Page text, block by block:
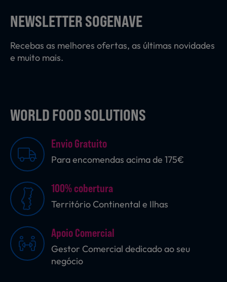
Mercearia
Nutrição Clínica
Sobremesas
NEWSLETTER SOGENAVE
Recebas as melhores ofertas, as últimas novidades
e muito mais.
WORLD FOOD SOLUTIONS
Envio Gratuito
Para encomendas acima de 175€
100% cobertura
Território Continental e Ilhas
Apoio Comercial
Gestor Comercial dedicado ao seu
negócio